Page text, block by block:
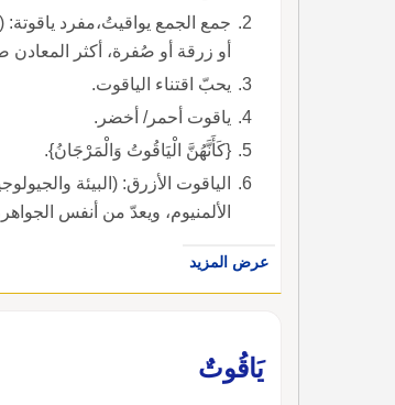
جمع الجمع يواقيتُ،مفرد
أو زرقة أو صُفرة، أكثر المعادن
يحبّ اقتناء الياقوت.
ياقوت أحمر/ أخضر.
{كَأَنَّهُنَّ الْيَاقُوتُ وَالْمَرْجَانُ}.
الياقوت الأزرق: (البيئة
الألمنيوم، ويعدّ من أنفس
عرض المزيد
يَاقُوتٌ